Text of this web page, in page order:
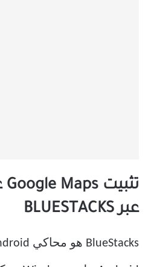
عبر BLUESTACKS